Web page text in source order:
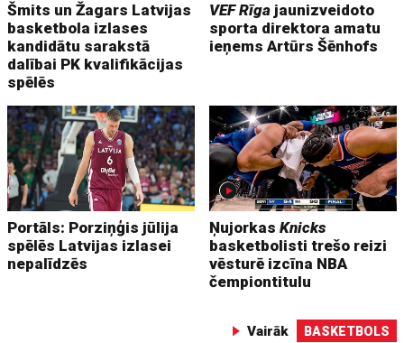
Šmits un Žagars Latvijas
basketbola izlases
kandidātu sarakstā
dalībai PK kvalifikācijas
spēlēs
VEF Rīga jaunizveidoto
sporta direktora amatu
ieņems Artūrs Šēnhofs
Portāls: Porziņģis jūlija
spēlēs Latvijas izlasei
nepalīdzēs
ŅujorkasKnicks
basketbolisti trešo reizi
vēsturē izcīna NBA
čempiontitulu
Vairāk BASKETBOLS